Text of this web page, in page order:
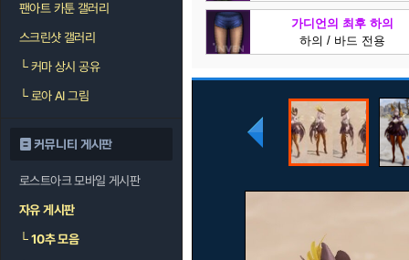
팬아트 카툰 갤러리
스크린샷 갤러리
└커마 상시 공유
└로아 AI 그림
커뮤니티 게시판
로스트아크 모바일 게시판
자유 게시판
└10추 모음
가디언의 최후 하의
하의 / 바드 전용